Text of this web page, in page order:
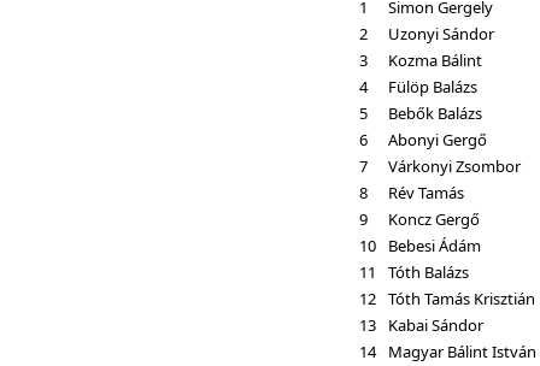
1
Simon Gergely
2
Uzonyi Sándor
3
Kozma Bálint
4
Fülöp Balázs
5
Bebők Balázs
6
Abonyi Gergő
7
Várkonyi Zsombor
8
Rév Tamás
9
Koncz Gergő
10
Bebesi Ádám
11
Tóth Balázs
12 Tóth Tamás Krisztián
13
Kabai Sándor
14 Magyar Bálint István